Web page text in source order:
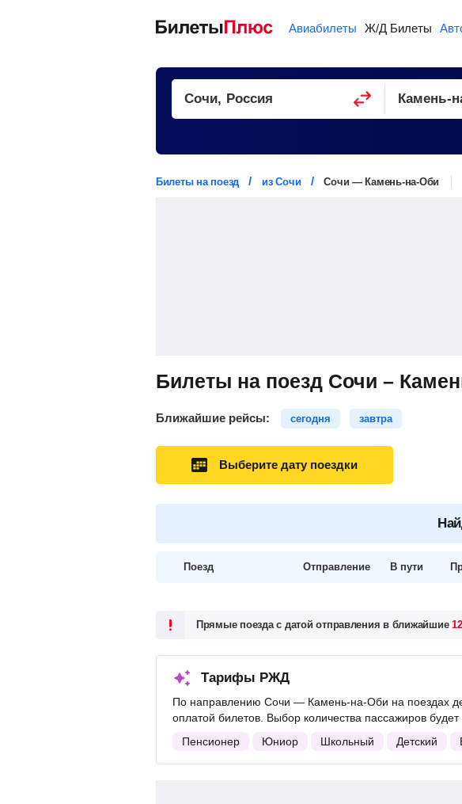
Авиабилеты Ж/Д Билеты
Билеты на поезд из Сочи Сочи — Камень-на-Оби
Билеты на поезд Сочи –
Ближайшие рейсы: сегодня завтра
Выберите дату поездки
Поезд Отправление В пути
Прямые поезда с датой отправления в ближайшие
Тарифы РЖД
По направлению Сочи — Камень-на-Оби на поездах
оплатой билетов. Выбор количества пассажиров
Пенсионер
Юниор Школьный Детский